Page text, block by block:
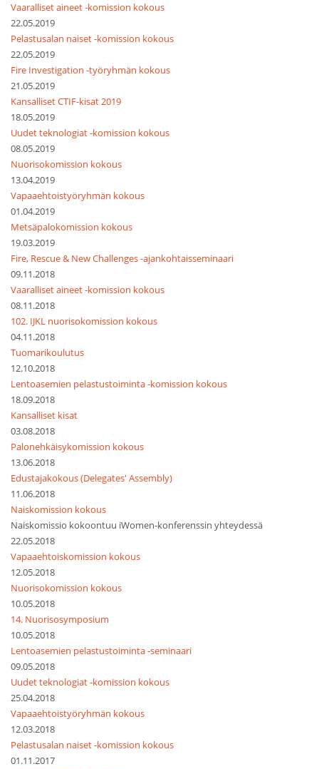
Vaaralliset aineet -komission kokous
22.05.2019
Pelastusalan naiset -komission kokous
22.05.2019
Fire Investigation -työryhmän kokous
21.05.2019
Kansalliset CTIF-kisat 2019
18.05.2019
Uudet teknologiat -komission kokous
08.05.2019
Nuorisokomission kokous
13.04.2019
Vapaaehtoistyöryhmän kokous
01.04.2019
Metsäpalokomission kokous
19.03.2019
Fire, Rescue & New Challenges -ajankohtaisseminaari
09.11.2018
Vaaralliset aineet -komission kokous
08.11.2018
102. IJKL nuorisokomission kokous
04.11.2018
Tuomarikoulutus
12.10.2018
Lentoasemien pelastustoiminta -komission kokous
18.09.2018
Kansalliset kisat
03.08.2018
Palonehkäisykomission kokous
13.06.2018
Edustajakokous (Delegates' Assembly)
11.06.2018
Naiskomission kokous
Naiskomissio kokoontuu iWomen-konferenssin yhteydessä
22.05.2018
Vapaaehtoiskomission kokous
12.05.2018
Nuorisokomission kokous
10.05.2018
14. Nuorisosymposium
10.05.2018
Lentoasemien pelastustoiminta -seminaari
09.05.2018
Uudet teknologiat -komission kokous
25.04.2018
Vapaaehtoistyöryhmän kokous
12.03.2018
Pelastusalan naiset -komission kokous
01.11.2017